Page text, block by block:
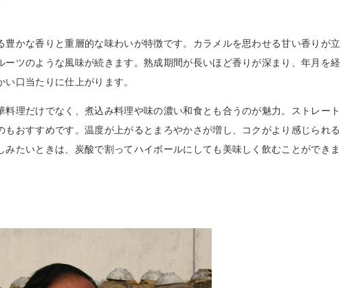
豊かな香りと重層的な味わいが特徴です。カラメルを思わせる甘い香りが立
ーツのような風味が続きます。熟成期間が長いほど香りが深まり、年月を経
口当たりに仕上がります。
料理だけでなく、煮込み料理や味の濃い和食とも合うのが魅力。ストレート
もおすすめです。温度が上がるとまろやかさが増し、コクがより感じられる
みたいときは、炭酸で割ってハイボールにしても美味しく飲むことができま